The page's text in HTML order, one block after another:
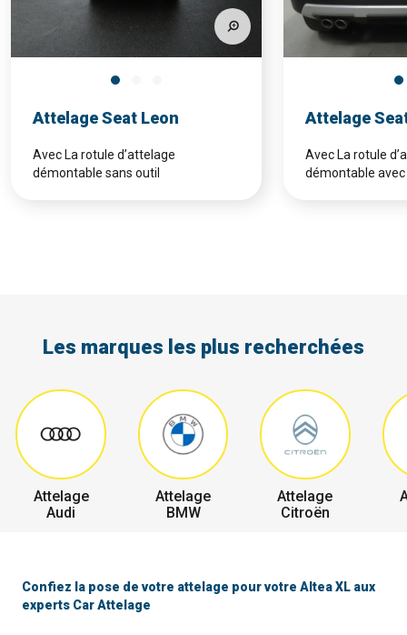
Attelage Seat Leon
Avec La rotule d’attelage
démontable sans outil
Attelage
Avec La rotule
démontable
Les marques les plus recherchées
Attelage
Audi
Attelage
BMW
Attelage
Citroën
Confiez la pose de votre attelage pour votre Altea XL aux
experts Car Attelage